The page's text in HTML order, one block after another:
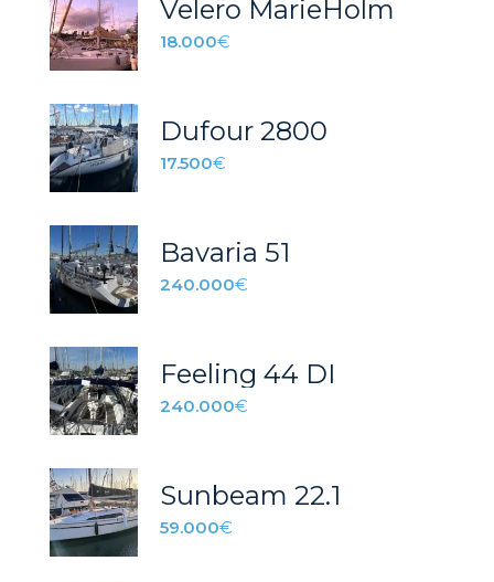
Velero MarieHolm
18.000€
Dufour 2800
17.500€
Bavaria 51
240.000€
Feeling 44 DI
240.000€
Sunbeam 22.1
59.000€